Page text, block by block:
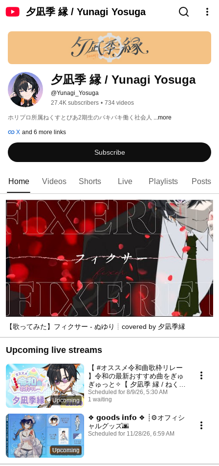
夕凪季 縁 / Yunagi Yosuga
夕凪季 縁 / Yunagi Yosuga
@Yunagi_Yosuga
27.4K subscribers • 734 videos
ホリプロ所属ねくすとぴあ2期生のバキバキ働く社会人 ...more
X and 6 more links
Subscribe
Home Videos Shorts Live Playlists Posts
【歌ってみた】フィクサー - ぬゆり┊covered by 夕凪季縁
Upcoming live streams
Upcoming
【 #オススメ令和曲歌枠リレー
】令和の最新おすすめ曲をぎゅ
ぎゅっと✧【 夕凪季 縁 / ねくす
とぴあ 】
Scheduled for 8/9/26, 5:30 AM
1 waiting
Upcoming
❖ 𝗴𝗼𝗼𝗱𝘀 𝗶𝗻𝗳𝗼 ❖ ┊⚙オフィシ
ャルグッズ🌆
Scheduled for 11/28/26, 6:59 AM